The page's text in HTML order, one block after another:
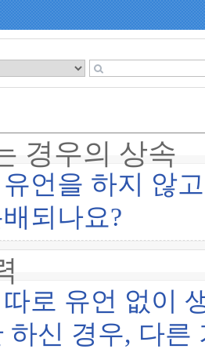
경우의 상속
언을 하지 않
되나요?
로 유언 없이
하신 경우, 다른